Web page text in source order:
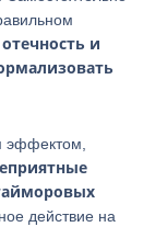
и
эффектом,
действие на